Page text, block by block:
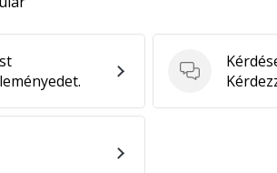
Kérdések